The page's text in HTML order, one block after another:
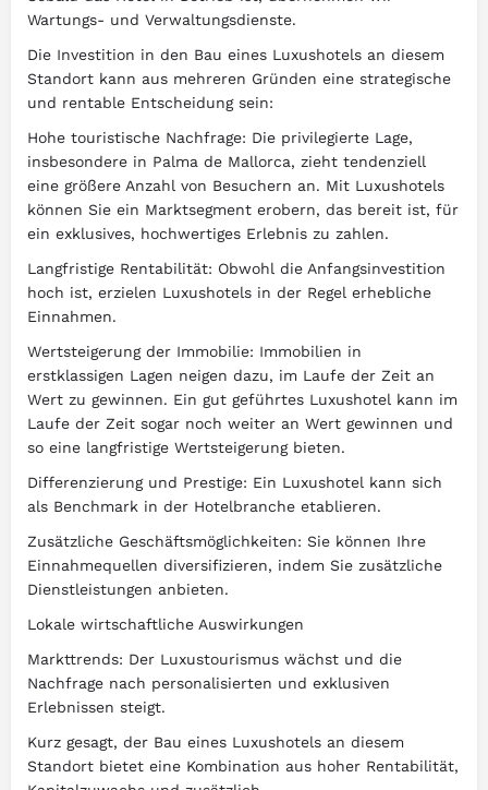
Wartungs- und Verwaltungsdienste.
Die Investition in den Bau eines Luxushotels an diesem
Standort kann aus mehreren Gründen eine strategische
und rentable Entscheidung sein:
Hohe touristische Nachfrage: Die privilegierte Lage,
insbesondere in Palma de Mallorca, zieht tendenziell
eine größere Anzahl von Besuchern an. Mit Luxushotels
können Sie ein Marktsegment erobern, das bereit ist, für
ein exklusives, hochwertiges Erlebnis zu zahlen.
Langfristige Rentabilität: Obwohl die Anfangsinvestition
hoch ist, erzielen Luxushotels in der Regel erhebliche
Einnahmen.
Wertsteigerung der Immobilie: Immobilien in
erstklassigen Lagen neigen dazu, im Laufe der Zeit an
Wert zu gewinnen. Ein gut geführtes Luxushotel kann im
Laufe der Zeit sogar noch weiter an Wert gewinnen und
so eine langfristige Wertsteigerung bieten.
Differenzierung und Prestige: Ein Luxushotel kann sich
als Benchmark in der Hotelbranche etablieren.
Zusätzliche Geschäftsmöglichkeiten: Sie können Ihre
Einnahmequellen diversifizieren, indem Sie zusätzliche
Dienstleistungen anbieten.
Lokale wirtschaftliche Auswirkungen
Markttrends: Der Luxustourismus wächst und die
Nachfrage nach personalisierten und exklusiven
Erlebnissen steigt.
Kurz gesagt, der Bau eines Luxushotels an diesem
Standort bietet eine Kombination aus hoher Rentabilität,